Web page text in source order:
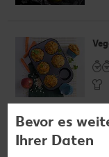
Vegan
Bevor es
Ihrer Daten